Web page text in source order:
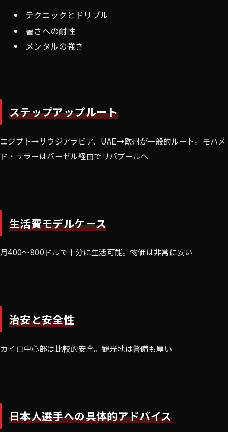
テクニックとドリブル
暑さへの耐性
メンタルの強さ
ステップアップルート
エジプト→サウジアラビア、UAE→欧州が一般的ルート。モハメ
ド・サラーはバーゼル経由でリバプールへ
生活費モデルケース
月400〜800ドルで十分に生活可能。物価は非常に安い
治安と安全性
カイロ中心部は比較的安全。観光地は警備も厚い
日本人選手への具体的アドバイス